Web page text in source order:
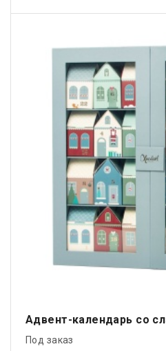
Адвент-календарь со
Под заказ